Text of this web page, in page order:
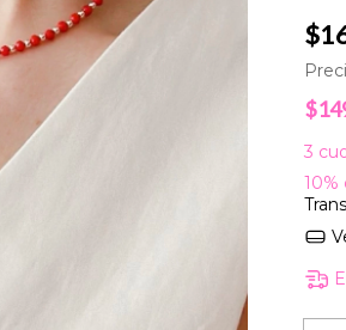
3
10%